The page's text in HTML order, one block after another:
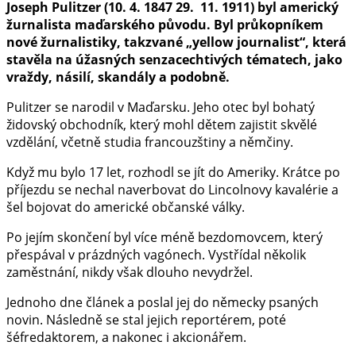
Joseph Pulitzer (10. 4. 1847 29. 11. 1911) byl americký
žurnalista maďarského původu. Byl průkopníkem
nové žurnalistiky, takzvané „yellow journalist“, která
stavěla na úžasných senzacechtivých tématech, jako
vraždy, násilí, skandály a podobně.
Pulitzer se narodil v Maďarsku. Jeho otec byl bohatý
židovský obchodník, který mohl dětem zajistit skvělé
vzdělání, včetně studia francouzštiny a němčiny.
Když mu bylo 17 let, rozhodl se jít do Ameriky. Krátce po
příjezdu se nechal naverbovat do Lincolnovy kavalérie a
šel bojovat do americké občanské války.
Po jejím skončení byl více méně bezdomovcem, který
přespával v prázdných vagónech. Vystřídal několik
zaměstnání, nikdy však dlouho nevydržel.
Jednoho dne článek a poslal jej do německy psaných
novin. Následně se stal jejich reportérem, poté
šéfredaktorem, a nakonec i akcionářem.